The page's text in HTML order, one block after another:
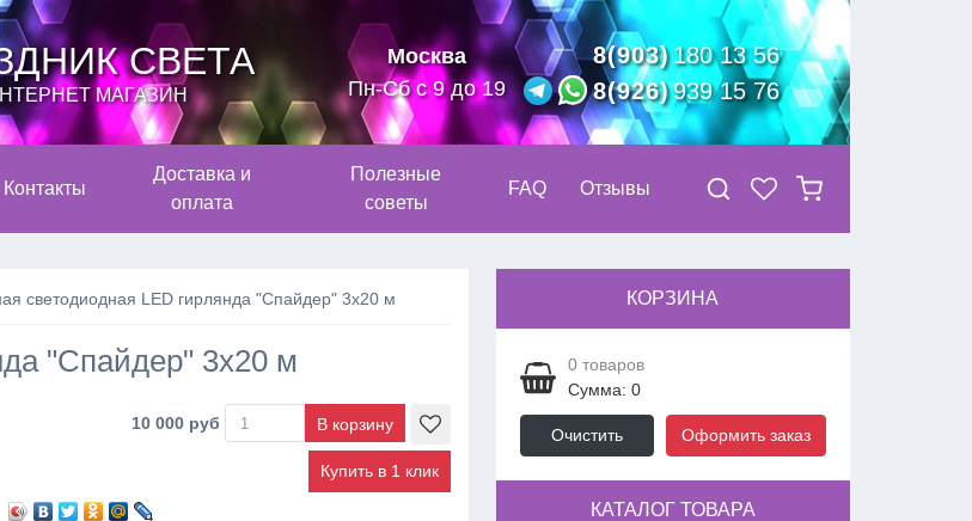
СВЕТА
МАГАЗИН
Москва
Пн-Сб с 9 до 19
8(903)180 13 56
8(926)939 15 76
Контакты
Доставка и
оплата
Полезные
советы
FAQ Отзывы
светодиодная LED гирлянда "Спайдер" 3х20 м
"Спайдер" 3х20 м
10 000 руб
Купить в 1 клик
КОРЗИНА
0товаров
Сумма: 0
Очистить Оформить заказ
КАТАЛОГ ТОВАРА